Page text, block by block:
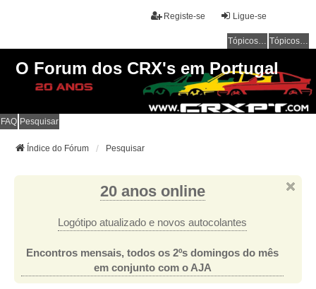
Ligue-se
Registe-se
Tópicos sem resposta Tópicos ativos
O Forum dos CRX's em Portugal
FAQ Pesquisar
Índice do Fórum Pesquisar
20 anos online
Logótipo atualizado e novos autocolantes
Encontros mensais, todos os 2ºs domingos do mês
em conjunto com o AJA